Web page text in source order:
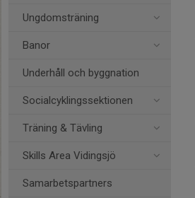
Ungdomsträning
Banor
Underhåll och byggnation
Socialcyklingssektionen
Träning & Tävling
Skills Area Vidingsjö
Samarbetspartners